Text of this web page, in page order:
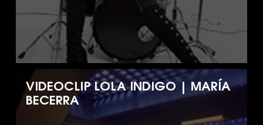
VIDEOCLIP LOLA INDIGO | MARÍA
BECERRA